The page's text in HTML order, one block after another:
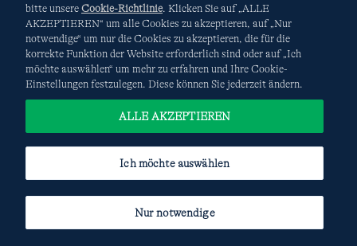
Internationale Websites
Diese Website ist durch reCAPTCHA geschützt. Es gelten die
DatenschutzerklärungundNutzungsbedingungen
Google.
bitte unsere Cookie-Richtlinie. Klicken Sie auf „ALLE
AKZEPTIEREN“ um alle Cookies zu akzeptieren, auf „Nur
notwendige“ um nur die Cookies zu akzeptieren, die für die
korrekte Funktion der Website erforderlich sind oder auf „Ich
möchte auswählen“ um mehr zu erfahren und Ihre Cookie-
Einstellungen festzulegen. Diese können Sie jederzeit ändern.
Ich möchte auswählen
Nur notwendige
ALLE AKZEPTIEREN